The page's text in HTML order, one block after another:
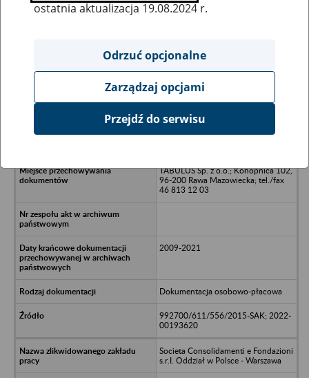
Ukryj wszystkie pozycje bazy
ILHO PL S.A. - Warszawa, aleja
TABULUS Sp. z o.o.; Konopnica 102,
96-200 Rawa Mazowiecka; tel./fax
46 813 12 03
2009-2021
Dokumentacja osobowo-płacowa
992700/611/556/2015-SAK; 2022-
00193620
Societa Consolidamenti e Fondazioni
s.r.I. Oddział w Polsce - Warszawa
ostatnia aktualizacja 19.08.2024 r.
Odrzuć opcjonalne
Zarządzaj opcjami
Przejdź do serwisu